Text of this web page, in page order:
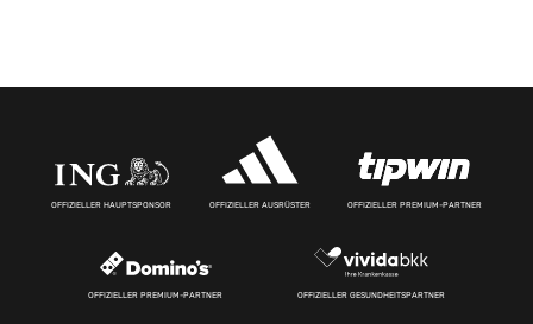
OFFIZIELLER HAUPTSPONSOR OFFIZIELLER AUSRÜSTER OFFIZIELLER PREMIUM-PARTNER
OFFIZIELLER PREMIUM-PARTNER OFFIZIELLER GESUNDHEITSPARTNER